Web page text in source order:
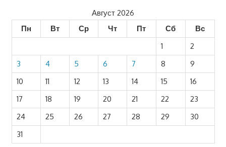
Август 2026
Пн
Вт Ср Чт Пт Сб
Вс
1
2
3
4 5 6 7 8
9
10
11 12 13 14 15
16
17
18 19 20 21 22
23
24
25 26 27 28 29
30
31